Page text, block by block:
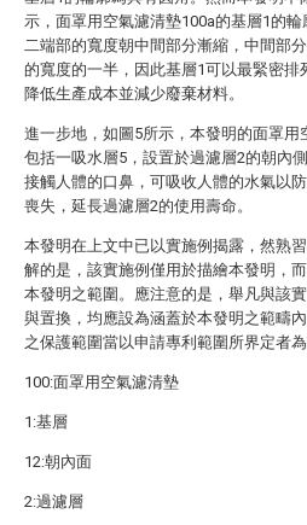
示，面罩用空氣濾清墊100a的基層1的輪
二端部的寬度朝中間部分漸縮，中間部
的寬度的一半，因此基層1可以最緊密排
降低生產成本並減少廢棄材料。
進一步地，如圖5所示，本發明的面罩用
包括一吸水層5，設置於過濾層2的朝內
接觸人體的口鼻，可吸收人體的水氣以
喪失，延長過濾層2的使用壽命。
本發明在上文中已以實施例揭露，然熟
解的是，該實施例僅用於描繪本發明，
本發明之範圍。應注意的是，舉凡與該
與置換，均應設為涵蓋於本發明之範疇
之保護範圍當以申請專利範圍所界定者為
100:面罩用空氣濾清墊
1:基層
12:朝內面
2:過濾層